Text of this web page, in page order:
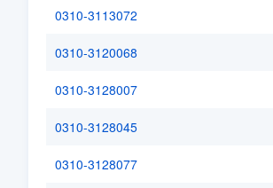
0310-3113072
0310-3120068
0310-3128007
0310-3128045
0310-3128077